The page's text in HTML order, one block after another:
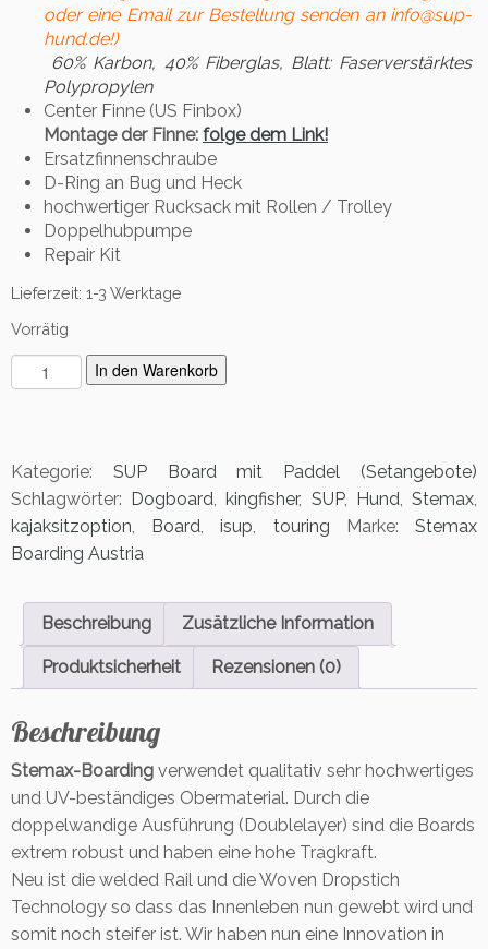
oder eine Email zur Bestellung senden an info@sup-
hund.de!)
60% Karbon, 40% Fiberglas, Blatt: Faserverstärktes
Polypropylen
Center Finne (US Finbox)
Montage der Finne: folge dem Link!
Ersatzfinnenschraube
D-Ring an Bug und Heck
hochwertiger Rucksack mit Rollen / Trolley
Doppelhubpumpe
Repair Kit
Lieferzeit: 1-3 Werktage
Vorrätig
t
a
K
i
n
r
o
W
1
1.
6
S
t
In den Warenkorb
Kategorie: SUP Board mit Paddel (Setangebote)
Schlagwörter: Dogboard,kingfisher, SUP, Hund,Stemax,
kajaksitzoption, Board,isup, touring Marke:Stemax
Boarding Austria
Beschreibung Zusätzliche Information
Produktsicherheit Rezensionen (0)
Beschreibung
Stemax-Boarding verwendet qualitativ sehr hochwertiges
und UV-beständiges Obermaterial. Durch die
doppelwandige Ausführung (Doublelayer) sind die Boards
extrem robust und haben eine hohe Tragkraft.
Neu ist die welded Rail und die Woven Dropstich
Technology so dass das Innenleben nun gewebt wird und
somit noch steifer ist. Wir haben nun eine Innovation in